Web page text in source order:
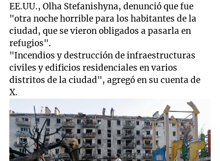
EE.UU., Olha Stefanishyna, denunció que fue
"otra noche horrible para los habitantes de la
ciudad, que se vieron obligados a pasarla en
refugios".
"Incendios y destrucción de infraestructuras
civiles y edificios residenciales en varios
distritos de la ciudad", agregó en su cuenta de
X.